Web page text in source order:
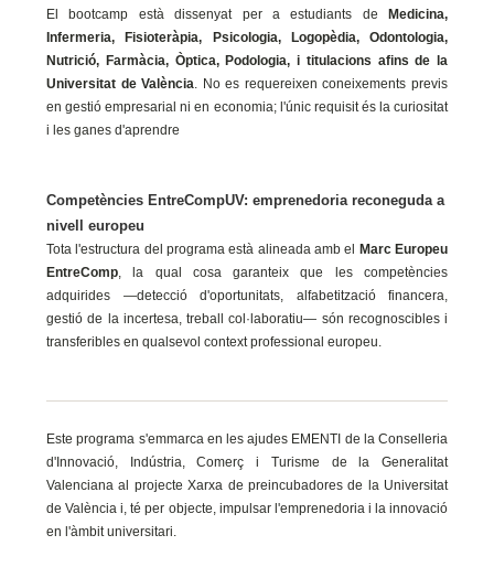
El bootcamp està dissenyat per a estudiants deMedicina,
Infermeria, Fisioteràpia, Psicologia, Logopèdia, Odontologia,
Nutrició, Farmàcia, Òptica, Podologia, i titulacions afins de la
Universitat de València . No es requereixen coneixements previs
en gestió empresarial ni en economia; l'únic requisit és la curiositat
i les ganes d'aprendre
Competències EntreCompUV: emprenedoria reconeguda a
nivell europeu
Tota l'estructura del programa està alineada amb el Marc Europeu
EntreComp , la qual cosa garanteix que les competències
adquirides —detecció d'oportunitats, alfabetització financera,
gestió de la incertesa, treball col·laboratiu— són recognoscibles i
transferibles en qualsevol context professional europeu.
Este programa s'emmarca en les ajudes EMENTI de la Conselleria
d'Innovació, Indústria, Comerç i Turisme de la Generalitat
Valenciana al projecte Xarxa de preincubadores de la Universitat
de València i, té per objecte, impulsar l'emprenedoria i la innovació
en l'àmbit universitari.